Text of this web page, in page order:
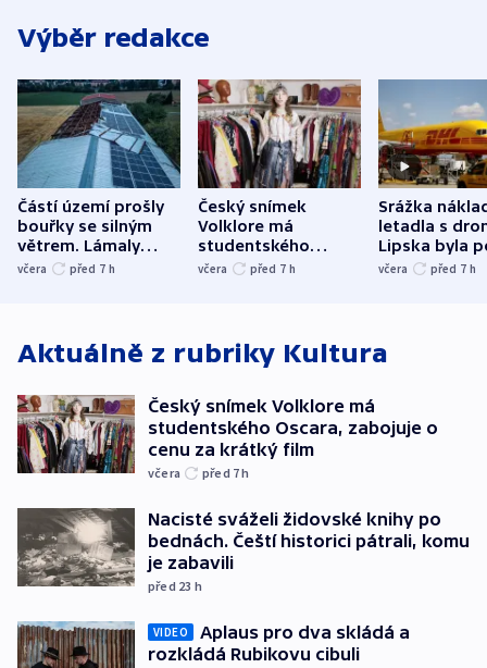
Výběr redakce
Částí území prošly
bouřky se silným
větrem. Lámaly
stromy a poničily
včera před 7 h
Český snímek
Volklore má
studentského
Oscara, zabojuje o
včera před 7 h
Srážka
letadla s
Lipska byla
německého
včera před 7 h
Aktuálně z rubriky Kultura
Český snímek Volklore má
studentského Oscara, zabojuje o
cenu za krátký film
včera před 7h
Nacisté sváželi židovské knihy po
bednách. Čeští historici pátrali, komu
je zabavili
před 23 h
VIDEO
Aplaus pro dva skládá a
rozkládá Rubikovu cibuli